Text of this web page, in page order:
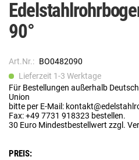
90°
Art.Nr.: BO0482090
Lieferzeit 1-3 Werktage
Für Bestellungen außerhalb
Union
bitte per E-Mail:
Fax: +49 7731 918323 bestellen.
30 Euro Mindestbestellwert zzgl.
PREIS: